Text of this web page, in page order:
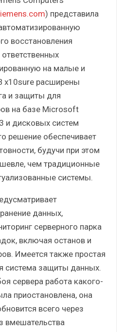
) представила
восстановления
на малые и
x10sure расширены
и защиты для
на базе Microsoft
и дисковых систем
решение обеспечивает
будучи при этом
чем традиционные
системы.
данных,
серверного парка
включая останов и
Имеется также простая
система защиты данных.
сервера работа какого-
приостановлена, она
всего через
вмешательства